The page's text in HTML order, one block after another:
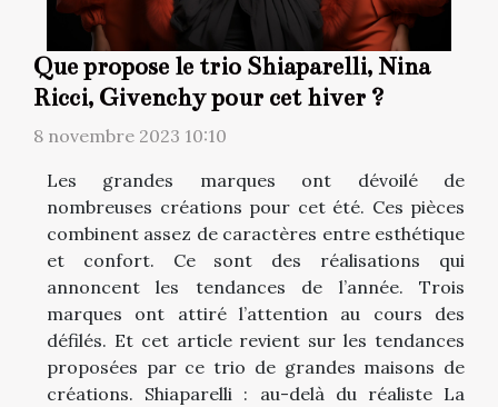
Que propose le trio Shiaparelli, Nina
Ricci, Givenchy pour cet hiver ?
8 novembre 2023 10:10
Les grandes marques ont dévoilé de
nombreuses créations pour cet été. Ces pièces
combinent assez de caractères entre esthétique
et confort. Ce sont des réalisations qui
annoncent les tendances de l’année. Trois
marques ont attiré l’attention au cours des
défilés. Et cet article revient sur les tendances
proposées par ce trio de grandes maisons de
créations. Shiaparelli : au-delà du réaliste La